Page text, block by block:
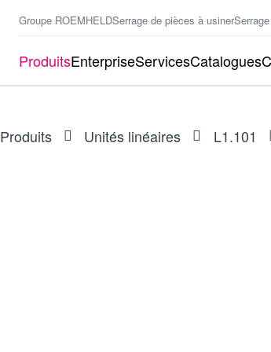
Groupe ROEMHELDSerrage de pièces à usiner
ProduitsEnterpriseServicesCatalogues
Produits Unités linéaires L1.101